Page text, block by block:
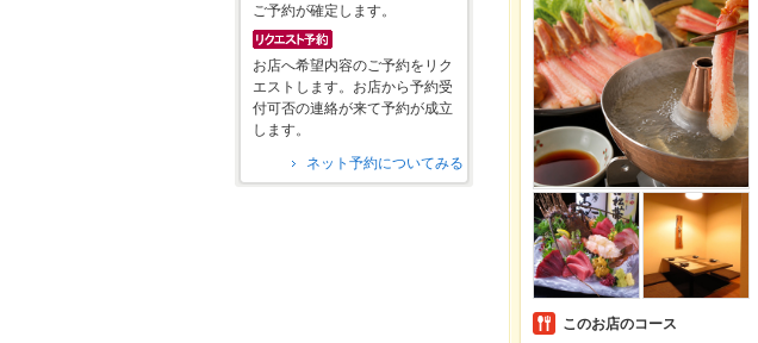
ご予約が確定します。
お店へ希望内容のご予約をリク
エストします。お店から予約受
付可否の連絡が来て予約が成立
します。
ネット予約についてみる
このお店のコース